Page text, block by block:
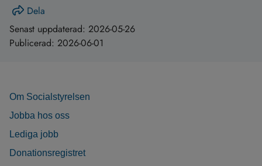
Dela
Senast uppdaterad: 2026-05-26
Publicerad: 2026-06-01
Om Socialstyrelsen
Jobba hos oss
Lediga jobb
Donationsregistret